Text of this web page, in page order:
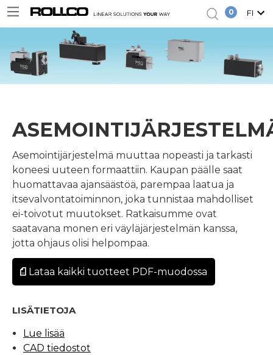
0 FI
Asemointijärjestelmä muuttaa nopeasti ja tarkasti
koneesi uuteen formaattiin. Kaupan päälle saat
huomattavaa ajansäästöä, parempaa laatua ja
itsevalvontatoiminnon, joka tunnistaa mahdolliset
ei-toivotut muutokset. Ratkaisumme ovat
saatavana monen eri väyläjärjestelmän kanssa,
jotta ohjaus olisi helpompaa.
Lataa kaikki tuotteet PDF-muodossa
LISÄTIETOJA
Lue lisää
CAD tiedostot